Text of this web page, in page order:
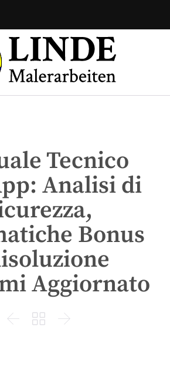
Tecnico
Analisi di
Bonus
Aggiornato
  